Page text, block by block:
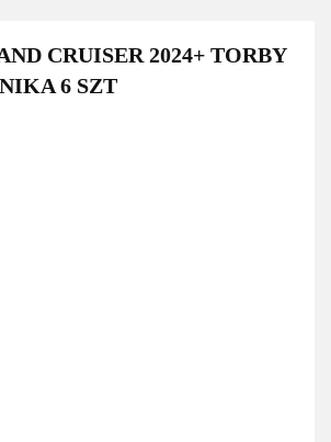
CRUISER 2024+ TORBY
6 SZT